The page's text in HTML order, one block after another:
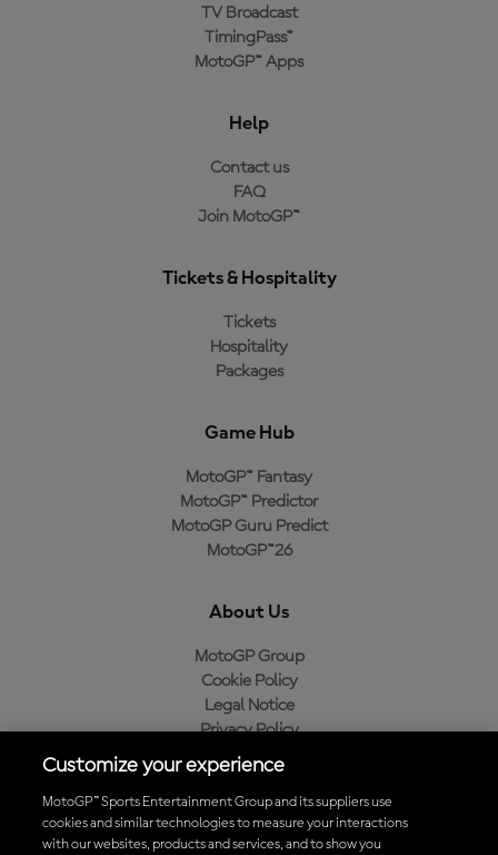
TV Broadcast
TimingPass™
MotoGP™ Apps
Help
Contact us
FAQ
Join MotoGP™
Tickets & Hospitality
Tickets
Hospitality
Packages
Game Hub
MotoGP™ Fantasy
MotoGP™ Predictor
MotoGP Guru Predict
MotoGP™26
About Us
MotoGP Group
Cookie Policy
Legal Notice
Privacy Policy
Purchase Policy
Baixe o aplicativo oficial da MotoGP™
Customize your experience
MotoGP™ Sports Entertainment Group and its suppliers use
cookies and similar technologies to measure your interactions
with our websites, products and services, and to show you